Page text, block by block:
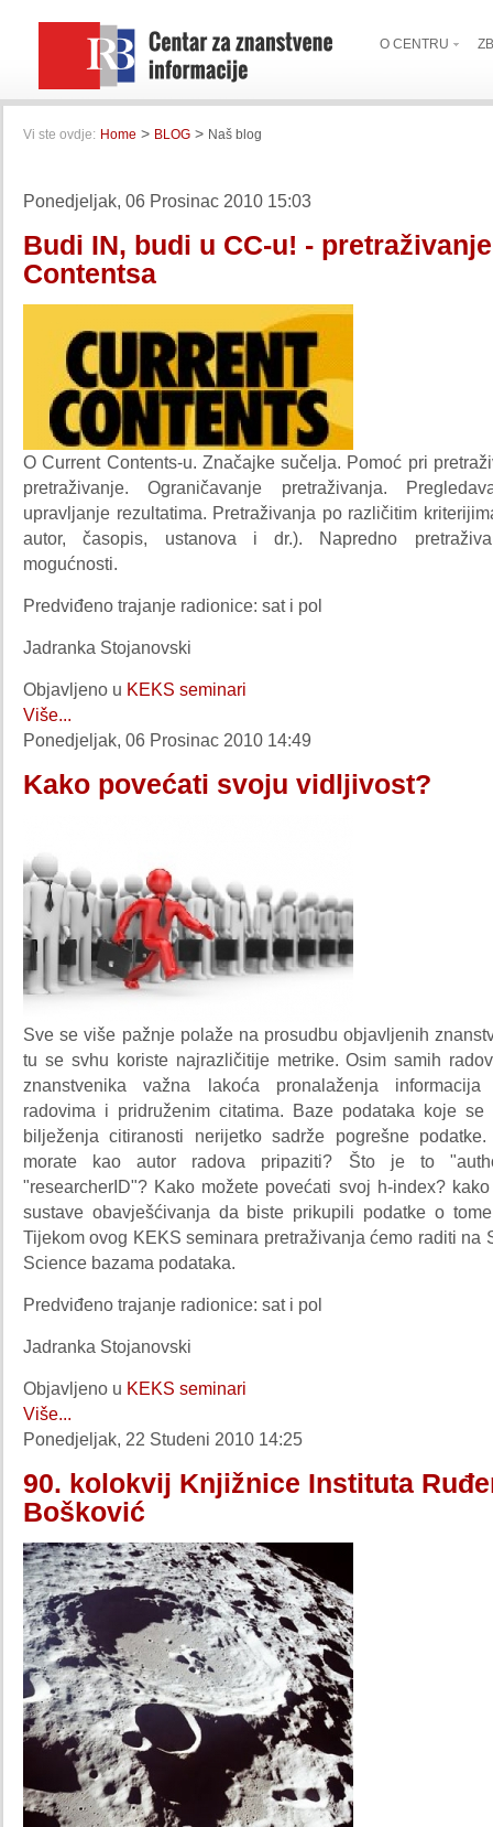
O CENTRU
Vi ste ovdje: Home > BLOG > Naš blog
Ponedjeljak, 06 Prosinac 2010 15:03
Budi IN, budi u CC-u! -
Contentsa
O Current Contents-u. Značajke sučelja. Pomoć pri
pretraživanje. Ograničavanje pretraživanja.
upravljanje rezultatima. Pretraživanja po različitim
autor, časopis, ustanova i dr.). Napredno
mogućnosti.
Predviđeno trajanje radionice: sat i pol
Jadranka Stojanovski
Objavljeno u KEKS seminari
Više...
Ponedjeljak, 06 Prosinac 2010 14:49
Kako povećati svoju vidljivost?
Sve se više pažnje polaže na prosudbu objavljenih
tu se svhu koriste najrazličitije metrike. Osim samih
znanstvenika važna lakoća pronalaženja
radovima i pridruženim citatima. Baze podataka koje
bilježenja citiranosti nerijetko sadrže pogrešne
morate kao autor radova pripaziti? Što je to
"researcherID"? Kako možete povećati svoj h-index?
sustave obavješćivanja da biste prikupili podatke o
Tijekom ovog KEKS seminara pretraživanja ćemo raditi na
Science bazama podataka.
Predviđeno trajanje radionice: sat i pol
Jadranka Stojanovski
Objavljeno u KEKS seminari
Više...
Ponedjeljak, 22 Studeni 2010 14:25
90. kolokvij Knjižnice Instituta
Bošković